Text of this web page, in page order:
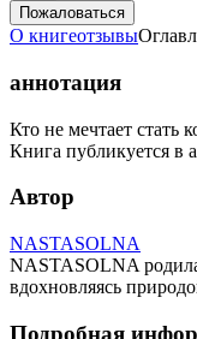
Пожаловаться
О книгеотзывы
аннотация
Кто не мечтает стать
Книга публикуется в
Автор
NASTASOLNA
NASTASOLNA
вдохновляясь
Подробная